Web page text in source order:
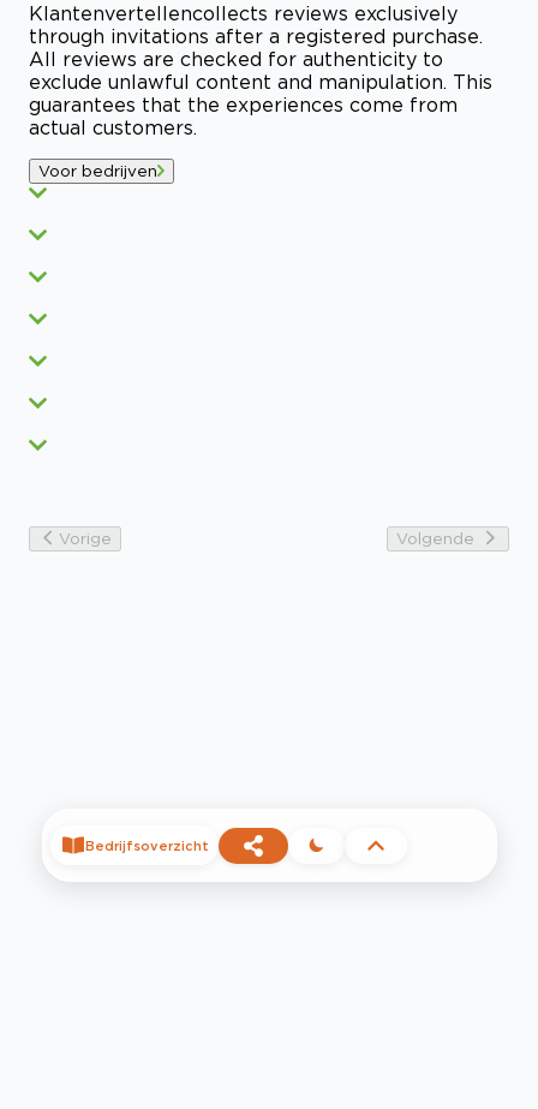
Klantenvertellencollects reviews exclusively
through invitations after a registered purchase.
All reviews are checked for authenticity to
exclude unlawful content and manipulation. This
guarantees that the experiences come from
actual customers.
Voor bedrijven
Vorige Volgende
Bedrijfsoverzicht